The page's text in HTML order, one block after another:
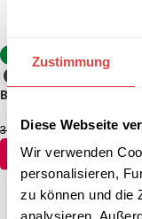
Zustimmung
Diese Webseite
Wir verwenden
personalisieren,
zu können und die
analysieren.
Biergartenstuhl
39,21€35,64€(inkl.
AUSFÜHRUNG WÄHLEN
1 2